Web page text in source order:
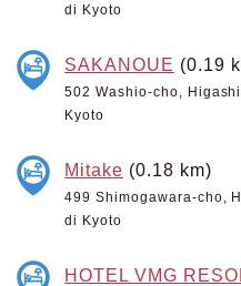
di Kyoto
SAKANOUE (0.19
502 Washio-cho,
Kyoto
Mitake (0.18 km)
499 Shimogawara-cho,
di Kyoto
HOTEL VMG